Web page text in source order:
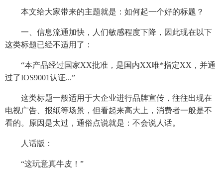
本文给大家带来的主题就是：如何起一个好的标题？
一、信息流通加快，人们敏感程度下降，因此现在以下
这类标题已经不适用了：
“本产品经过国家XX批准，是国内XX唯*指定XX，并通
过了IOS9001认证...”
这类标题一般适用于大企业进行品牌宣传，往往出现在
电视广告、报纸等场景，但看起来高大上，消费者一般是不
看的。原因是太过，通俗点说就是：不会说人话。
人话版：
“这玩意真牛皮！”